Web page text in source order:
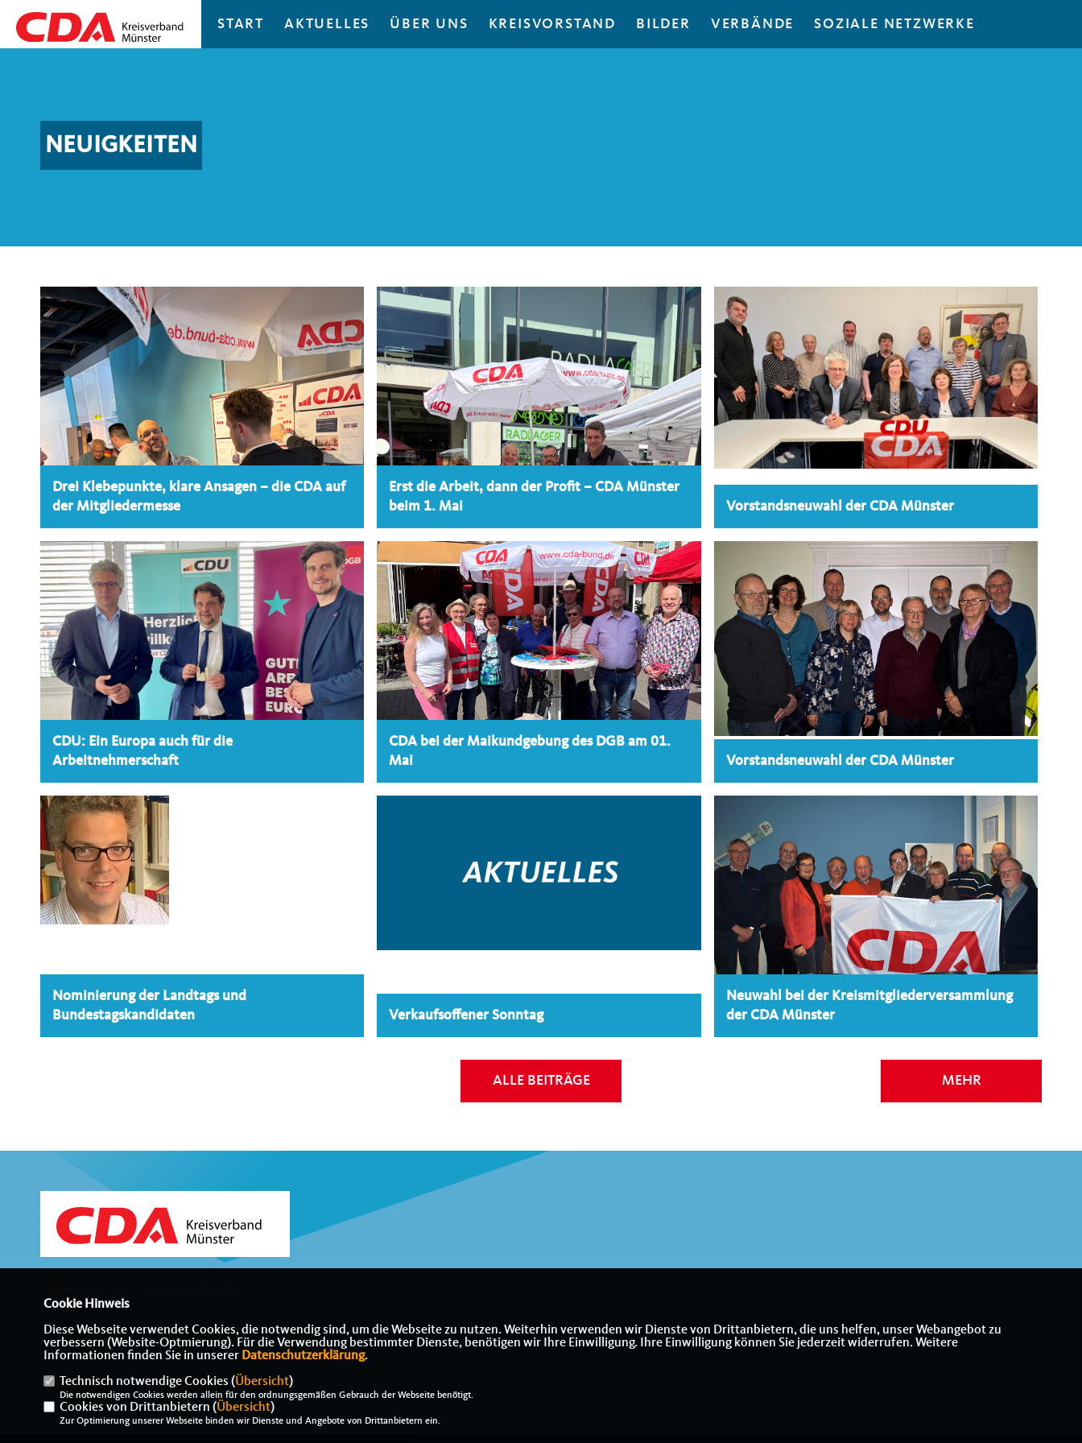
START AKTUELLES ÜBER UNS KREISVORSTAND BILDER VERBÄNDE SOZIALE NETZWERKE
NEUIGKEITEN
Drei Klebepunkte, klare Ansagen – die CDA auf
der Mitgliedermesse
Erst die Arbeit, dann der Profit – CDA Münster
beim 1. Mai
Vorstandsneuwahl der CDA Münster
CDU: Ein Europa auch für die
Arbeitnehmerschaft
CDA bei der Maikundgebung des DGB am 01.
Mai
Vorstandsneuwahl der CDA Münster
Nominierung der Landtags und
Bundestagskandidaten
Verkaufsoffener Sonntag
Neuwahl bei der Kreismitgliederversammlung
der CDA Münster
ALLE BEITRÄGE MEHR
Münster
IMPRESSUM DATENSCHUTZ KONTAKT
Cookie Hinweis
Diese Webseite verwendet Cookies, die notwendig sind, um die Webseite zu nutzen. Weiterhin verwenden wir Dienste von Drittanbietern, die uns helfen, unser Webangebot zu
verbessern (Website-Optmierung). Für die Verwendung bestimmter Dienste, benötigen wir Ihre Einwilligung. Ihre Einwilligung können Sie jederzeit widerrufen. Weitere
Informationen finden Sie in unserer Datenschutzerklärung.
Technisch notwendige Cookies (Übersicht)
Die notwendigen Cookies werden allein für den ordnungsgemäßen Gebrauch der Webseite benötigt.
Cookies von Drittanbietern (Übersicht)
Zur Optimierung unserer Webseite binden wir Dienste und Angebote von Drittanbietern ein.